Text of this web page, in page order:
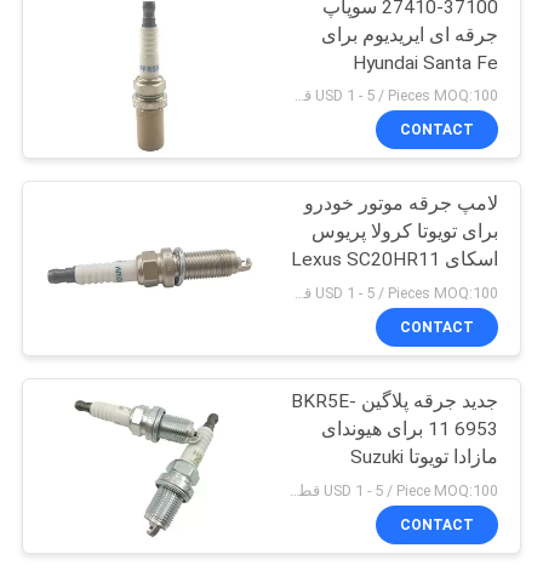
27410-37100 سوپاپ
جرقه ای ایریدیوم برای
Hyundai Santa Fe
Tiburon XG350 Kia
Sportage
USD 1 - 5 / Pieces MOQ:100 قطعه
CONTACT
لامپ جرقه موتور خودرو
برای تویوتا کرولا پریوس
اسکای Lexus SC20HR11
90919-01253
USD 1 - 5 / Pieces MOQ:100 قطعه
CONTACT
جدید جرقه پلاگین BKR5E-
11 6953 برای هیوندای
مازادا تویوتا Suzuki
Mitsubishi
CONTACT